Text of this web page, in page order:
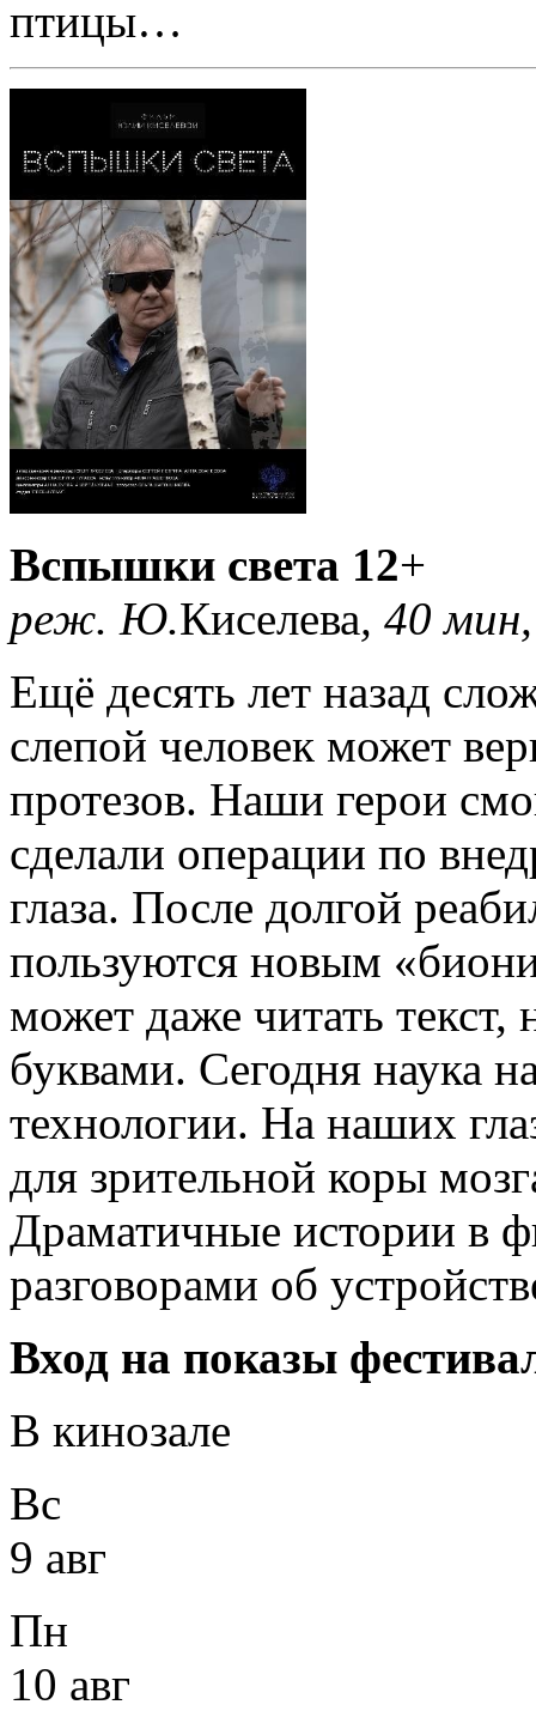
птицы…
Вспышки света 12+
реж. Ю.Киселева, 40
Ещё десять лет назад
слепой человек может
протезов. Наши герои
сделали операции по
глаза. После долгой
пользуются новым
может даже читать
буквами. Сегодня наука
технологии. На наших
для зрительной коры
Драматичные истории в
разговорами об
Вход на показы
В кинозале
Вс
9 авг
Пн
10 авг